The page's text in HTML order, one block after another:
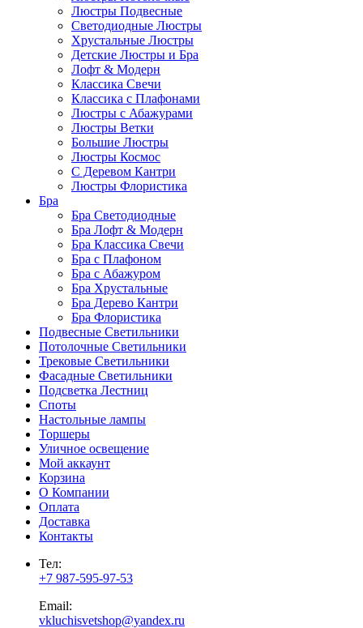
Люстры Подвесные
Светодиодные Люстры
Хрустальные Люстры
Детские Люстры и Бра
Лофт & Модерн
Классика Свечи
Классика с Плафонами
Люстры с Абажурами
Люстры Ветки
Большие Люстры
Люстры Космос
С Деревом Кантри
Люстры Флористика
Бра
Бра Светодиодные
Бра Лофт & Модерн
Бра Классика Свечи
Бра с Плафоном
Бра с Абажуром
Бра Хрустальные
Бра Дерево Кантри
Бра Флористика
Подвесные Светильники
Потолочные Светильники
Трековые Светильники
Фасадные Светильники
Подсветка Лестниц
Споты
Настольные лампы
Торшеры
Уличное освещение
Мой аккаунт
Корзина
О Компании
Оплата
Доставка
Контакты
Тел:
+7 987-595-97-53
Email:
vkluchisvetshop@yandex.ru